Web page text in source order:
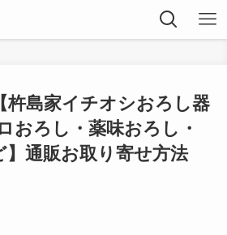
杵島家イチオシおろし器
おろし・薬味おろし・
】通販お取り寄せ方法